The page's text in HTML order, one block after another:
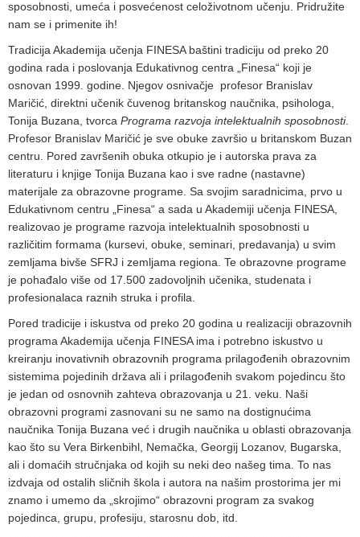
sposobnosti, umeća i posvećenost celoživotnom učenju. Pridružite
nam se i primenite ih!
Tradicija Akademija učenja FINESA baštini tradiciju od preko 20
godina rada i poslovanja Edukativnog centra „Finesa“ koji je
osnovan 1999. godine. Njegov osnivačje profesor Branislav
Maričić, direktni učenik čuvenog britanskog naučnika, psihologa,
Tonija Buzana, tvorca Programa razvoja intelektualnih sposobnosti.
Profesor Branislav Maričić je sve obuke završio u britanskom Buzan
centru. Pored završenih obuka otkupio je i autorska prava za
literaturu i knjige Tonija Buzana kao i sve radne (nastavne)
materijale za obrazovne programe. Sa svojim saradnicima, prvo u
Edukativnom centru „Finesa“ a sada u Akademiji učenja FINESA,
realizovao je programe razvoja intelektualnih sposobnosti u
različitim formama (kursevi, obuke, seminari, predavanja) u svim
zemljama bivše SFRJ i zemljama regiona. Te obrazovne programe
je pohađalo više od 17.500 zadovoljnih učenika, studenata i
profesionalaca raznih struka i profila.
Pored tradicije i iskustva od preko 20 godina u realizaciji obrazovnih
programa Akademija učenja FINESA ima i potrebno iskustvo u
kreiranju inovativnih obrazovnih programa prilagođenih obrazovnim
sistemima pojedinih država ali i prilagođenih svakom pojedincu što
je jedan od osnovnih zahteva obrazovanja u 21. veku. Naši
obrazovni programi zasnovani su ne samo na dostignućima
naučnika Tonija Buzana već i drugih naučnika u oblasti obrazovanja
kao što su Vera Birkenbihl, Nemačka, Georgij Lozanov, Bugarska,
ali i domaćih stručnjaka od kojih su neki deo našeg tima. To nas
izdvaja od ostalih sličnih škola i autora na našim prostorima jer mi
znamo i umemo da „skrojimo“ obrazovni program za svakog
pojedinca, grupu, profesiju, starosnu dob, itd.